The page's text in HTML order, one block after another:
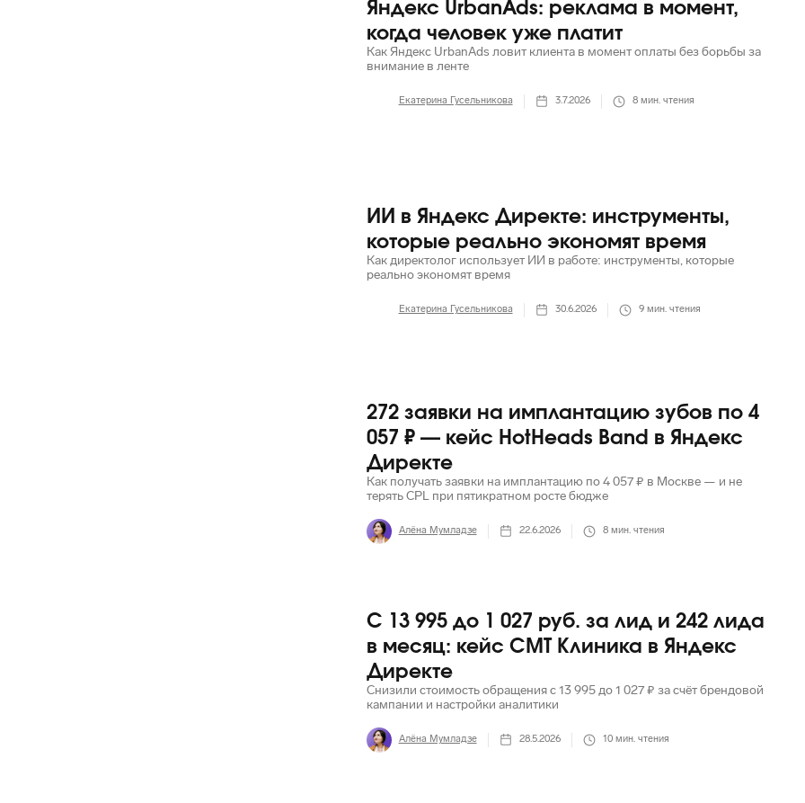
Яндекс UrbanAds: реклама в момент,
когда человек уже платит
Как Яндекс UrbanAds ловит клиента в момент оплаты без борьбы за
внимание в ленте
Екатерина Гусельникова 3.7.2026 8мин. чтения
ИИ в Яндекс Директе: инструменты,
которые реально экономят время
Как директолог использует ИИ в работе: инструменты, которые
реально экономят время
Екатерина Гусельникова 30.6.2026 9мин. чтения
272 заявки на имплантацию зубов по 4
057 ₽ — кейс HotHeads Band в Яндекс
Директе
Как получать заявки на имплантацию по 4 057 ₽ в Москве — и не
терять CPL при пятикратном росте бюдже
Алёна Мумладзе 22.6.2026 8мин. чтения
С 13 995 до 1 027 руб. за лид и 242 лида
в месяц: кейс СМТ Клиника в Яндекс
Директе
Снизили стоимость обращения с 13 995 до 1 027 ₽ за счёт брендовой
кампании и настройки аналитики
Алёна Мумладзе 28.5.2026 10мин. чтения